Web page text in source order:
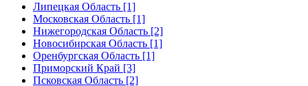
Липецкая Область [1]
Московская Область [1]
Нижегородская Область [2]
Новосибирская Область [1]
Оренбургская Область [1]
Приморский Край [3]
Псковская Область [2]